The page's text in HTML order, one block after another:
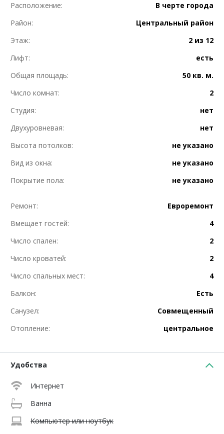
Расположение:
В черте города
Район:
Центральный район
Этаж:
2 из 12
Лифт:
есть
Общая площадь:
50 кв. м.
Число комнат:
2
Студия:
нет
Двухуровневая:
нет
Высота потолков:
не указано
Вид из окна:
не указано
Покрытие пола:
не указано
Ремонт:
Евроремонт
Вмещает гостей:
4
Число спален:
2
Число кроватей:
2
Число спальных мест:
4
Балкон:
Есть
Санузел:
Совмещенный
Отопление:
центральное
Удобства
Интернет
Ванна
Компьютер или ноутбук